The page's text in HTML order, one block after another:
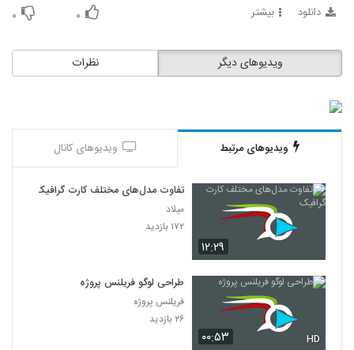
۳۷۸ بازدید
20
029023 - انیمیشن
۳۶۴ بازدید
029024 - انیمیشن
دانلود بیشتر ۰ ۰
نظرات ویدیوهای دیگر
ویدیوهای مرتبط ویدیوهای کانال
۱۲:۲۹
تفاوت مدل‌های مختلف کارت گرافیک
میلاد
۱۷۲ بازدید
۰۰:۵۳ HD
طراحی لوگو فریلنس پروژه
فریلنس پروژه
۲۶ بازدید